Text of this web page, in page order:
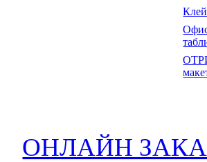
ОНЛАЙН